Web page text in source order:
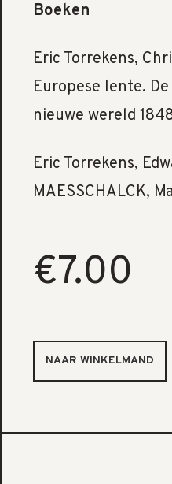
Boeken
Eric Torrekens,
Europese lente.
nieuwe wereld
Eric Torrekens,
MAESSCHALCK,
€7.00